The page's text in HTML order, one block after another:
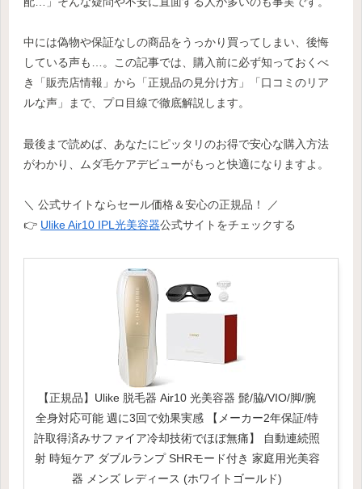
中には偽物や保証なしの商品をうっかり買ってしまい、後悔
している声も…。この記事では、購入前に必ず知っておくべ
き「販売店情報」から「正規品の見分け方」「口コミのリア
ルな声」まで、プロ目線で徹底解説します。
最後まで読めば、あなたにピッタリのお得で安心な購入方法
がわかり、ムダ毛ケアデビューがもっと快適になりますよ。
＼ 公式サイトならセール価格＆安心の正規品！ ／
👉 Ulike Air10 IPL光美容器公式サイトをチェックする
【正規品】Ulike 脱毛器 Air10 光美容器 髭/脇/VIO/脚/腕
全身対応可能 週に3回で効果実感 【メーカー2年保証/特
許取得済みサファイア冷却技術でほぼ無痛】 自動連続照
射 時短ケア ダブルランプ SHRモード付き 家庭用光美容
器 メンズ レディース (ホワイトゴールド)